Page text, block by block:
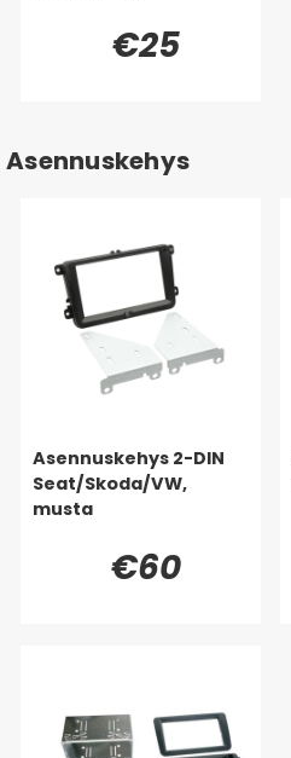
€25
Asennuskehys
Asennuskehys 2-DIN
Seat/Skoda/VW,
musta
€60